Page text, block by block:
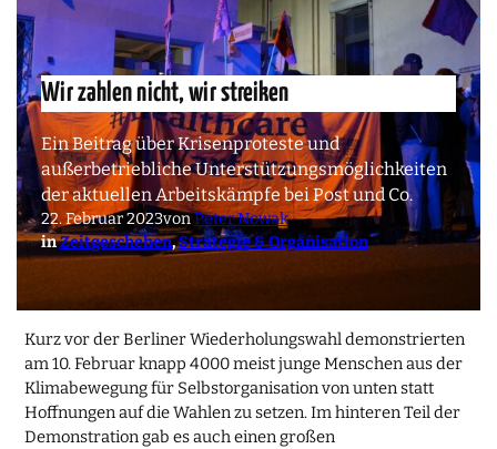
Wir zahlen nicht, wir streiken
Ein Beitrag über Krisenproteste und
außerbetriebliche Unterstützungsmöglichkeiten
der aktuellen Arbeitskämpfe bei Post und Co.
22. Februar 2023vonPeter Nowak
inZeitgeschehen, Strategie & Organisation
Kurz vor der Berliner Wiederholungswahl demonstrierten
am 10. Februar knapp 4000 meist junge Menschen aus der
Klimabewegung für Selbstorganisation von unten statt
Hoffnungen auf die Wahlen zu setzen. Im hinteren Teil der
Demonstration gab es auch einen großen